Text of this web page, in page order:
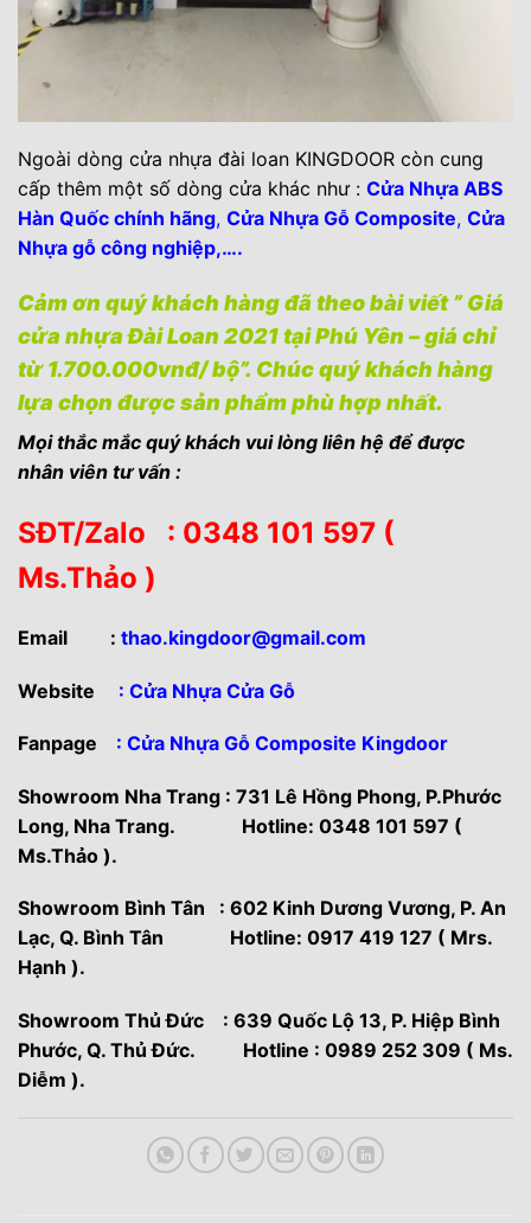
Ngoài dòng cửa nhựa đài loan KINGDOOR còn cung
cấp thêm một số dòng cửa khác như : Cửa Nhựa ABS
Hàn Quốc chính hãng, Cửa Nhựa Gỗ Composite, Cửa
Nhựa gỗ công nghiệp,….
Cảm ơn quý khách hàng đã theo bài viết ” Giá
cửa nhựa Đài Loan 2021 tại Phú Yên – giá chỉ
từ 1.700.000vnđ/ bộ”. Chúc quý khách hàng
lựa chọn được sản phẩm phù hợp nhất.
Mọi thắc mắc quý khách vui lòng liên hệ để được
nhân viên tư vấn :
SĐT/Zalo : 0348 101 597 (
Ms.Thảo )
Email : thao.kingdoor@gmail.com
Website : Cửa Nhựa Cửa Gỗ
Fanpage : Cửa Nhựa Gỗ Composite Kingdoor
Showroom Nha Trang : 731 Lê Hồng Phong, P.Phước
Long, Nha Trang. Hotline: 0348 101 597 (
Ms.Thảo ).
Showroom Bình Tân : 602 Kinh Dương Vương, P. An
Lạc, Q. Bình Tân Hotline: 0917 419 127 ( Mrs.
Hạnh ).
Showroom Thủ Đức : 639 Quốc Lộ 13, P. Hiệp Bình
Phước, Q. Thủ Đức. Hotline : 0989 252 309 ( Ms.
Diễm ).